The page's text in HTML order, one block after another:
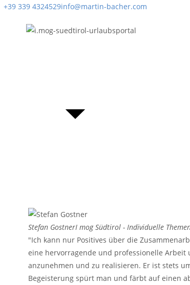
+39 339 4324529info@martin-bacher.com
Stefan GostnerI mog Südtirol - Individuelle
"Ich kann nur Positives über die
eine hervorragende und professionelle Arbeit
anzunehmen und zu realisieren. Er ist stets
Begeisterung spürt man und färbt auf einen